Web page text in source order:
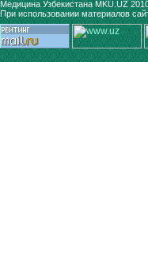
Медицина Узбекистана MKU.UZ
При использовании материалов